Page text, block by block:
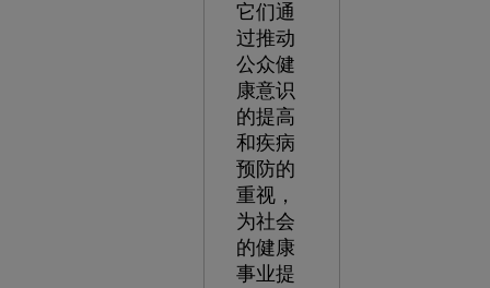
它们通
过推动
公众健
康意识
的提高
和疾病
预防的
重视，
为社会
的健康
事业提